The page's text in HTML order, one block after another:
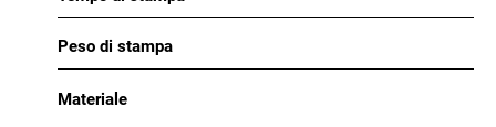
Peso di stampa
Materiale